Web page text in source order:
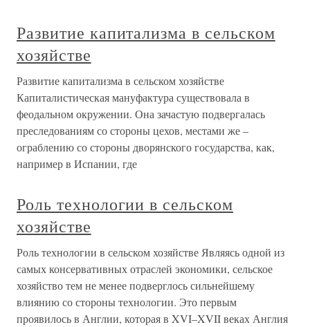
Развитие капитализма в сельском
хозяйстве
Развитие капитализма в сельском хозяйстве
Капиталистическая мануфактура существовала в
феодальном окружении. Она зачастую подвергалась
преследованиям со стороны цехов, местами же –
ограблению со стороны дворянского государства, как,
например в Испании, где
Роль технологии в сельском
хозяйстве
Роль технологии в сельском хозяйстве Являясь одной из
самых консервативных отраслей экономики, сельское
хозяйство тем не менее подверглось сильнейшему
влиянию со стороны технологии. Это первым
проявилось в Англии, которая в XVI–XVII веках Англия